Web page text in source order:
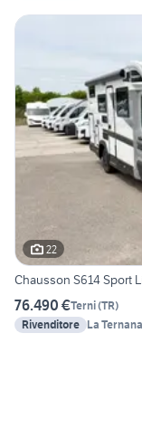
22
Chausson S614 Sport
76.490 €Terni(TR)
Rivenditore La